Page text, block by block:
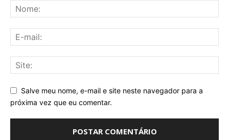
Salve meu nome, e-mail e site neste navegador para a
próxima vez que eu comentar.